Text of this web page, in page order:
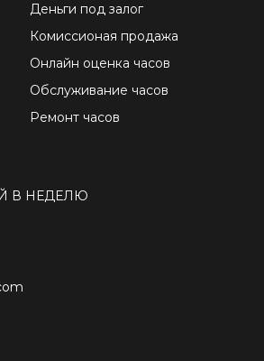
Деньги под залог
Комиссионая продажа
Онлайн оценка часов
Обслуживание часов
Ремонт часов
В НЕДЕЛЮ